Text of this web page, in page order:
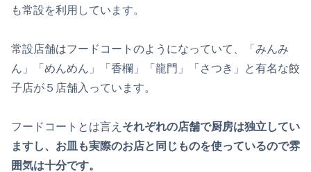
も常設を利用しています。
常設店舗はフードコートのようになっていて、「みんみ
ん」「めんめん」「香欄」「龍門」「さつき」と有名な餃
子店が５店舗入っています。
フードコートとは言え それぞれの店舗で厨房は独立してい
ますし、お皿も実際のお店と同じものを使っているので雰
囲気は十分です。